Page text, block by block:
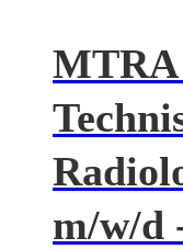
MTRA
m/w/d